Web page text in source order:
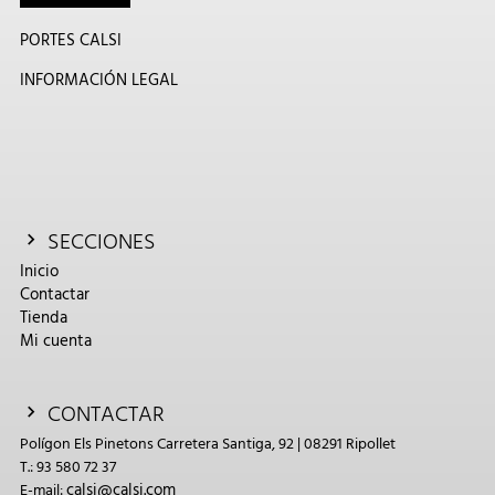
PORTES CALSI
INFORMACIÓN LEGAL
SECCIONES
Inicio
Contactar
Tienda
Mi cuenta
CONTACTAR
Polígon Els Pinetons Carretera Santiga, 92 | 08291 Ripollet
T.: 93 580 72 37